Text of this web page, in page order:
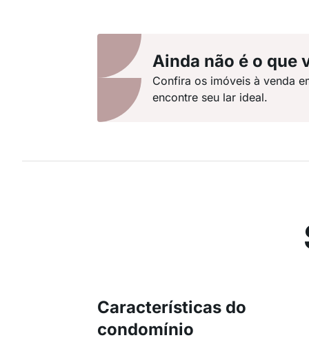
Ainda não é o que
Confira os imóveis à venda
encontre seu lar ideal.
Características do
condomínio